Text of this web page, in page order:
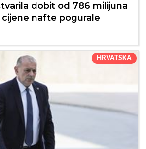
dobit od 786 milijuna
cijene nafte pogurale
HRVATSKA